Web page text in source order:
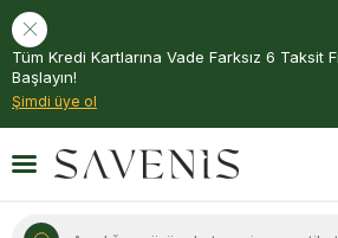
Tüm Kredi Kartlarına Vade Farksız 6 Taksit
Başlayın!
Şimdi üye ol